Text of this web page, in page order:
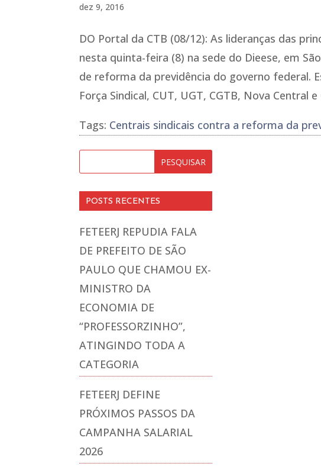
dez 9, 2016
DO Portal da CTB (08/12): As lideranças das
nesta quinta-feira (8) na sede do Dieese, em
de reforma da previdência do governo federal.
Força Sindical, CUT, UGT, CGTB, Nova Central
Tags: Centrais sindicais contra a reforma da
POSTS RECENTES
FETEERJ REPUDIA FALA
DE PREFEITO DE SÃO
PAULO QUE CHAMOU EX-
MINISTRO DA
ECONOMIA DE
“PROFESSORZINHO”,
ATINGINDO TODA A
CATEGORIA
FETEERJ DEFINE
PRÓXIMOS PASSOS DA
CAMPANHA SALARIAL
2026